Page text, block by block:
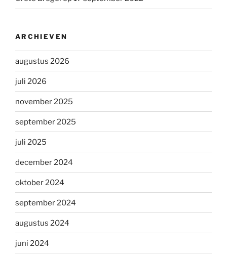
ARCHIEVEN
augustus 2026
juli 2026
november 2025
september 2025
juli 2025
december 2024
oktober 2024
september 2024
augustus 2024
juni 2024